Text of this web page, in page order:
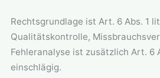
Rechtsgrundlage ist Art. 6 Abs. 1
Qualitätskontrolle,
Fehleranalyse ist zusätzlich Art. 6
einschlägig.